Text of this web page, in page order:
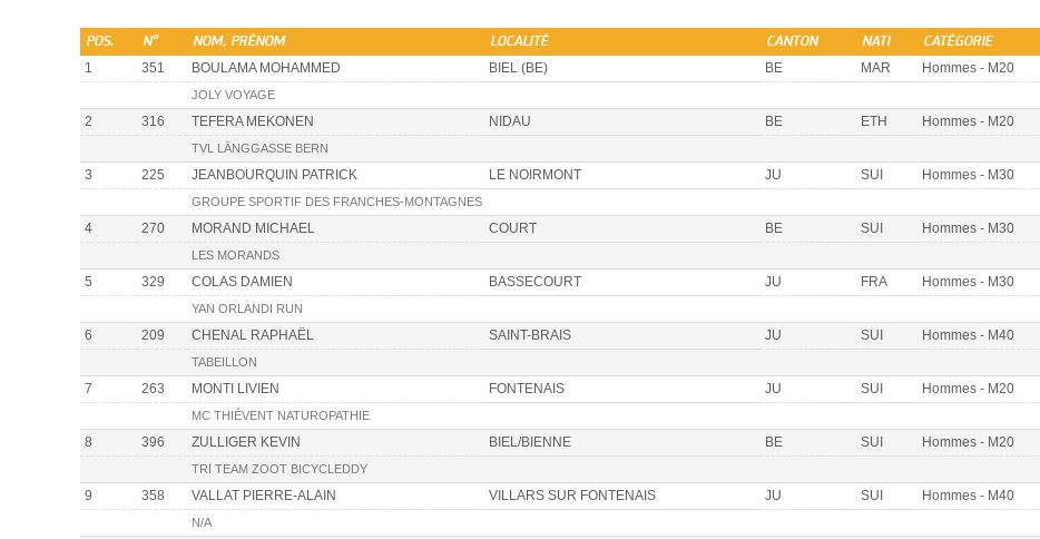
POS. N° NOM, PRÉNOM LOCALITÉ CANTON NATI CATÉGORIE
1 351 BOULAMA MOHAMMED BIEL (BE) BE MAR Hommes - M20
JOLY VOYAGE
2 316 TEFERA MEKONEN NIDAU BE ETH Hommes - M20
TVL LÄNGGASSE BERN
3 225 JEANBOURQUIN PATRICK LE NOIRMONT JU SUI Hommes - M30
GROUPE SPORTIF DES FRANCHES-MONTAGNES
4 270 MORAND MICHAEL COURT BE SUI Hommes - M30
LES MORANDS
5 329 COLAS DAMIEN BASSECOURT JU FRA Hommes - M30
YAN ORLANDI RUN
6 209 CHENAL RAPHAËL SAINT-BRAIS JU SUI Hommes - M40
TABEILLON
7 263 MONTI LIVIEN FONTENAIS JU SUI Hommes - M20
MC THIÉVENT NATUROPATHIE
8 396 ZULLIGER KEVIN BIEL/BIENNE BE SUI Hommes - M20
TRI TEAM ZOOT BICYCLEDDY
9 358 VALLAT PIERRE-ALAIN VILLARS SUR FONTENAIS JU SUI Hommes - M40
N/A